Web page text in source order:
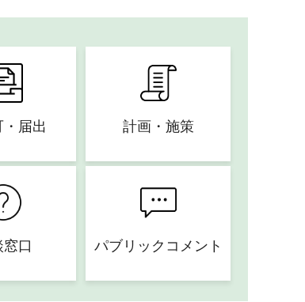
届出 計画・施策
口 パブリックコメント